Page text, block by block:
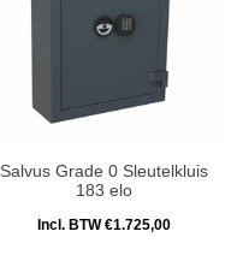
Salvus Grade 0 Sleutelkluis
183 elo
Incl. BTW €1.725,00